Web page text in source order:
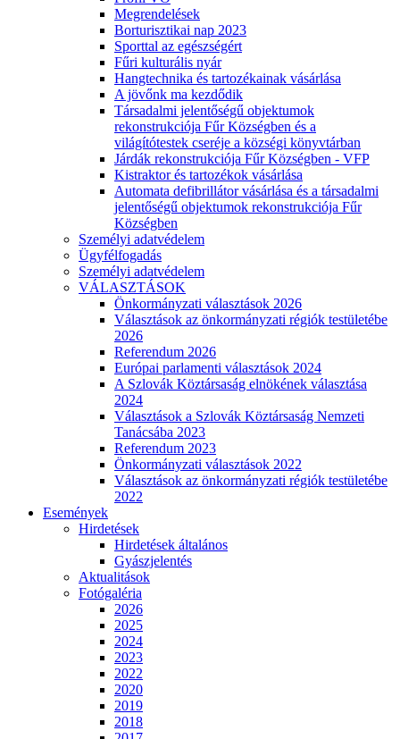
Megrendelések
Borturisztikai nap 2023
Sporttal az egészségért
Fűri kulturális nyár
Hangtechnika és tartozékainak vásárlása
A jövőnk ma kezdődik
Társadalmi jelentőségű objektumok
rekonstrukciója Fűr Községben és a
világítótestek cseréje a községi könyvtárban
Járdák rekonstrukciója Fűr Községben - VFP
Kistraktor és tartozékok vásárlása
Automata defibrillátor vásárlása és a társadalmi
jelentőségű objektumok rekonstrukciója Fűr
Községben
Személyi adatvédelem
Ügyfélfogadás
Személyi adatvédelem
VÁLASZTÁSOK
Önkormányzati választások 2026
Választások az önkormányzati régiók testületébe
2026
Referendum 2026
Európai parlamenti választások 2024
A Szlovák Köztársaság elnökének választása
2024
Választások a Szlovák Köztársaság Nemzeti
Tanácsába 2023
Referendum 2023
Önkormányzati választások 2022
Választások az önkormányzati régiók testületébe
2022
Események
Hirdetések
Hirdetések általános
Gyászjelentés
Aktualitások
Fotógaléria
2026
2025
2024
2023
2022
2020
2019
2018